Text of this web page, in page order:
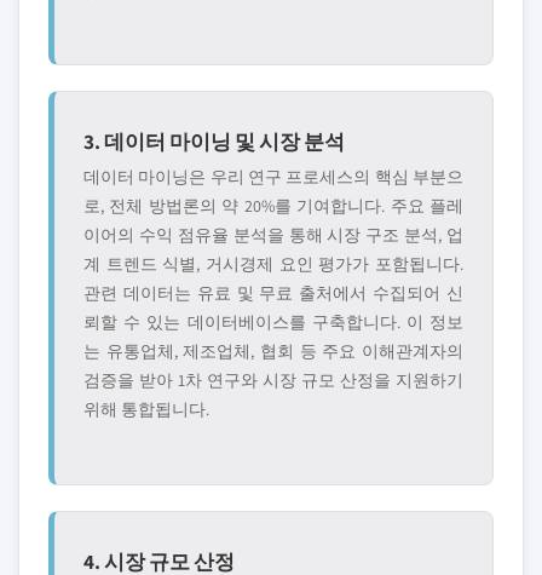
3. 데이터 마이닝 및 시장 분석
데이터 마이닝은 우리 연구 프로세스의 핵심 부분으
로, 전체 방법론의 약 20%를 기여합니다. 주요 플레
이어의 수익 점유율 분석을 통해 시장 구조 분석, 업
계 트렌드 식별, 거시경제 요인 평가가 포함됩니다.
관련 데이터는 유료 및 무료 출처에서 수집되어 신
뢰할 수 있는 데이터베이스를 구축합니다. 이 정보
는 유통업체, 제조업체, 협회 등 주요 이해관계자의
검증을 받아 1차 연구와 시장 규모 산정을 지원하기
위해 통합됩니다.
4. 시장 규모 산정